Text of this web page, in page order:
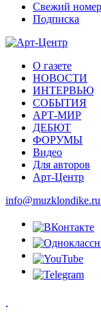
Свежий номер
Подписка
О газете
НОВОСТИ
ИНТЕРВЬЮ
СОБЫТИЯ
АРТ-МИР
ДЕБЮТ
ФОРУМЫ
Видео
Для авторов
Арт-Центр
info@muzklondike.ru